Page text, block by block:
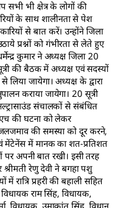
सभी भी क्षेत्र के लोगों की
के साथ शालीनता से पेश
से बात करें। उन्होंने जिला
प्रश्नों को गंभीरता से लेते हुए
कुमार ने अध्यक्ष जिला 20
की बैठक में अध्यक्ष एवं सदस्यों
लिया जायेगा। अध्यक्ष के द्वारा
कराया जायेगा। 20 सूत्री
संचालकों से संबंधित
की घटना को लेकर
की समस्या को दूर करने,
एवं मेंटेनेंस में मानक का शत-प्रतिशत
अपनी बात रखी। इसी तरह
श्रीमती रेणु देवी ने बगहा पशु
रात्रि प्रहरी की बहाली सहित
राम सिंह, विधायक,